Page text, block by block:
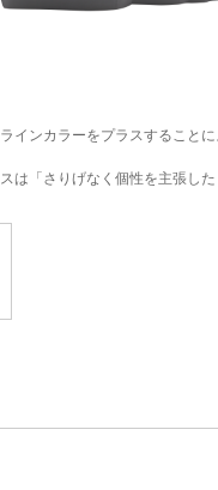
インカラーをプラスすること
は「さりげなく個性を主張した